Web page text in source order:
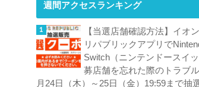
週間アクセスランキング
【当選店舗確認方法】イオ
リパブリックアプリで
Switch（ニンテンドースイ
募店舗を忘れた際のトラブ
月24日（木）～25日（金）19:59まで抽